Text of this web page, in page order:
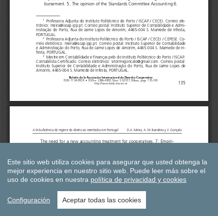
Este sitio web utiliza cookies para asegurar que usted obtenga la
mejor experiencia en nuestro sitio web. Puede leer más sobre el
uso de cookies en nuestra política de privacidad y cookies
Configuración Aceptar todas las cookies